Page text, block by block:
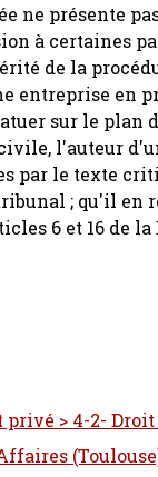
ne présente
à certaines
de la
entreprise en
sur le plan
l'auteur
par le texte
; qu'il en
6 et 16 de
privé > 4-2-